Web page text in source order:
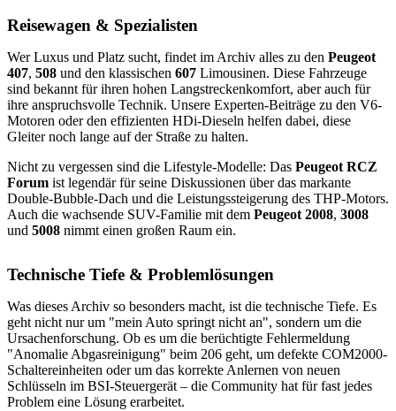
Reisewagen & Spezialisten
Wer Luxus und Platz sucht, findet im Archiv alles zu den Peugeot
407, 508 und den klassischen 607 Limousinen. Diese Fahrzeuge
sind bekannt für ihren hohen Langstreckenkomfort, aber auch für
ihre anspruchsvolle Technik. Unsere Experten-Beiträge zu den V6-
Motoren oder den effizienten HDi-Dieseln helfen dabei, diese
Gleiter noch lange auf der Straße zu halten.
Nicht zu vergessen sind die Lifestyle-Modelle: Das Peugeot RCZ
Forum ist legendär für seine Diskussionen über das markante
Double-Bubble-Dach und die Leistungssteigerung des THP-Motors.
Auch die wachsende SUV-Familie mit dem Peugeot 2008, 3008
und 5008 nimmt einen großen Raum ein.
Technische Tiefe & Problemlösungen
Was dieses Archiv so besonders macht, ist die technische Tiefe. Es
geht nicht nur um "mein Auto springt nicht an", sondern um die
Ursachenforschung. Ob es um die berüchtigte Fehlermeldung
"Anomalie Abgasreinigung" beim 206 geht, um defekte COM2000-
Schaltereinheiten oder um das korrekte Anlernen von neuen
Schlüsseln im BSI-Steuergerät – die Community hat für fast jedes
Problem eine Lösung erarbeitet.